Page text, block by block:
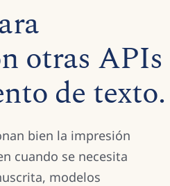
ESC
otras APIs
de texto.
bien la impresión
cuando se necesita
modelos